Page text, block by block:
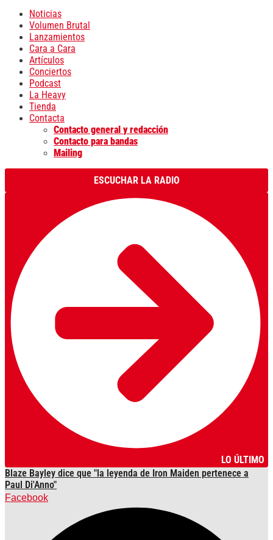
Noticias
Volumen Brutal
Lanzamientos
Cara a Cara
Artículos
Conciertos
Podcast
La Heavy
Tienda
Contacta
Contacto general y redacción
Contacto para bandas
Mailing
ESCUCHAR LA RADIO
LO ÚLTIMO
Blaze Bayley dice que "la leyenda de Iron Maiden pertenece a
Paul Di'Anno"
Facebook